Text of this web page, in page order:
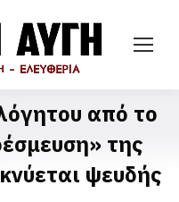
από το
της
ψευδής